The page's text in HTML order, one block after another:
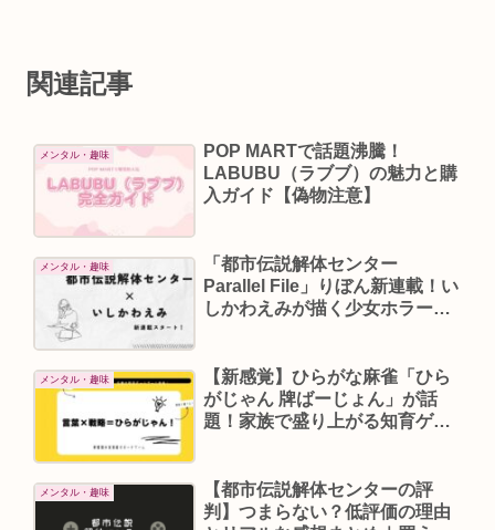
関連記事
メンタル・趣味
POP MARTで話題沸騰！
LABUBU（ラブブ）の魅力と購
入ガイド【偽物注意】
メンタル・趣味
「都市伝説解体センター
Parallel File」りぼん新連載！い
しかわえみが描く少女ホラーの
メンタル・趣味
【新感覚】ひらがな麻雀「ひら
がじゃん 牌ばーじょん」が話
題！家族で盛り上がる知育ゲー
メンタル・趣味
【都市伝説解体センターの評
判】つまらない？低評価の理由